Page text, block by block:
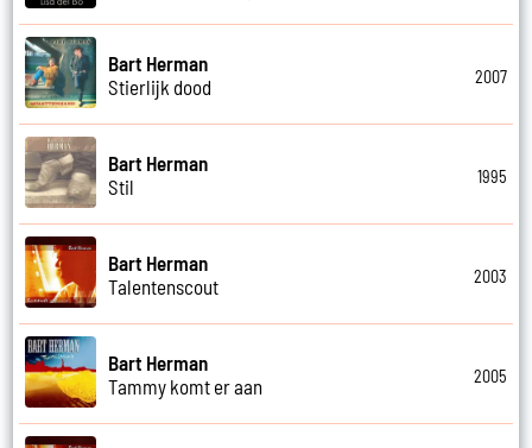
Bart Herman
Stierlijk dood
2007
Bart Herman
Stil
1995
Bart Herman
Talentenscout
2003
Bart Herman
Tammy komt er aan
2005